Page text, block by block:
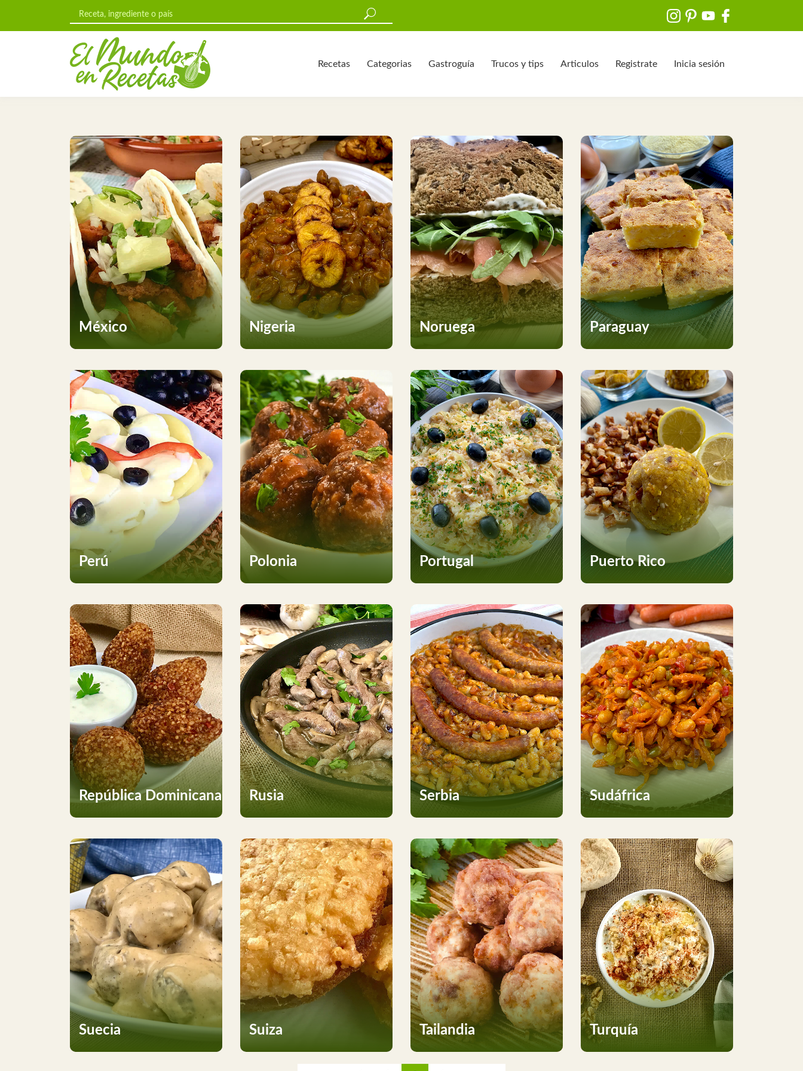
Recetas Categorias Gastroguía Trucos y tips Articulos Registrate Inicia sesión
México Nigeria Noruega Paraguay
Perú Polonia Portugal Puerto Rico
República Dominicana Rusia Serbia Sudáfrica
Suecia Suiza Tailandia Turquía